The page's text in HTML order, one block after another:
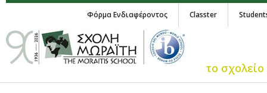
Φόρμα Ενδιαφέροντος Classter
το σχολείο